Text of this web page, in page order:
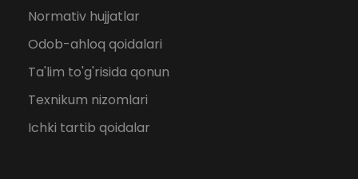
Normativ hujjatlar
Odob-ahloq qoidalari
Ta'lim to'g'risida qonun
Texnikum nizomlari
Ichki tartib qoidalar